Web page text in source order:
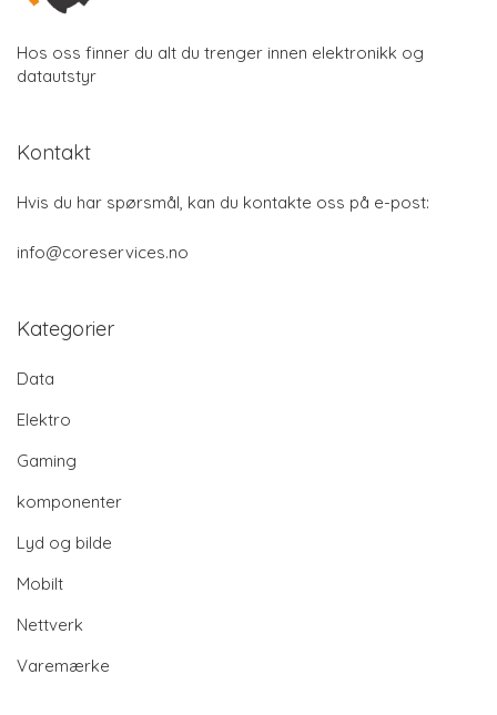
Hos oss finner du alt du trenger innen elektronikk og
datautstyr
Kontakt
Hvis du har spørsmål, kan du kontakte oss på e-post:
info@coreservices.no
Kategorier
Data
Elektro
Gaming
komponenter
Lyd og bilde
Mobilt
Nettverk
Varemærke